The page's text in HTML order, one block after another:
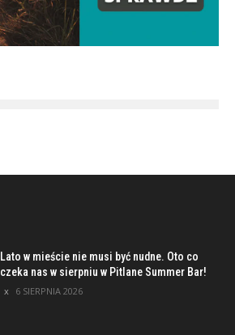
Lato w mieście nie musi być nudne. Oto co
czeka nas w sierpniu w Pitlane Summer Bar!
6 SIERPNIA 2026